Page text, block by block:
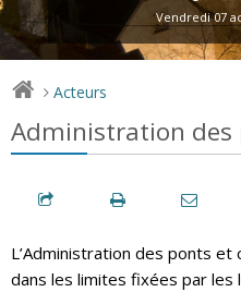
Vendredi 07
> Acteurs
Administration des
L’Administration des ponts et
dans les limites fixées par